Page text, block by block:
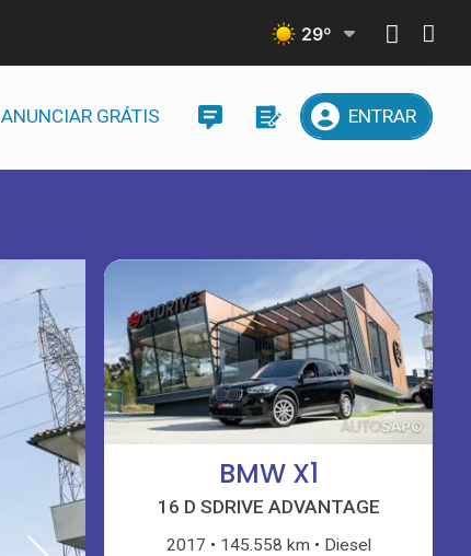
29º
ANUNCIAR GRÁTIS ENTRAR
BMW X1
16 D SDRIVE ADVANTAGE
2017 145.558 km
Diesel